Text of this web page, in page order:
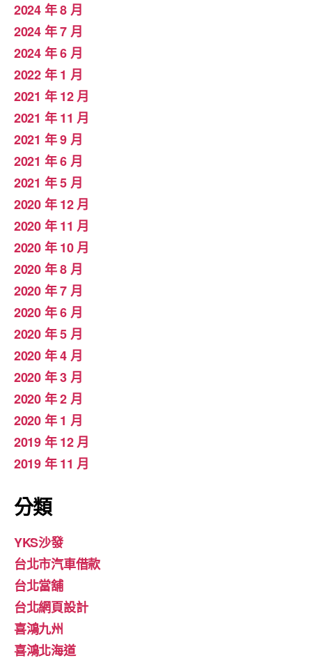
2024 年 8 月
2024 年 7 月
2024 年 6 月
2022 年 1 月
2021 年 12 月
2021 年 11 月
2021 年 9 月
2021 年 6 月
2021 年 5 月
2020 年 12 月
2020 年 11 月
2020 年 10 月
2020 年 8 月
2020 年 7 月
2020 年 6 月
2020 年 5 月
2020 年 4 月
2020 年 3 月
2020 年 2 月
2020 年 1 月
2019 年 12 月
2019 年 11 月
分類
YKS沙發
台北市汽車借款
台北當舖
台北網頁設計
喜鴻九州
喜鴻北海道